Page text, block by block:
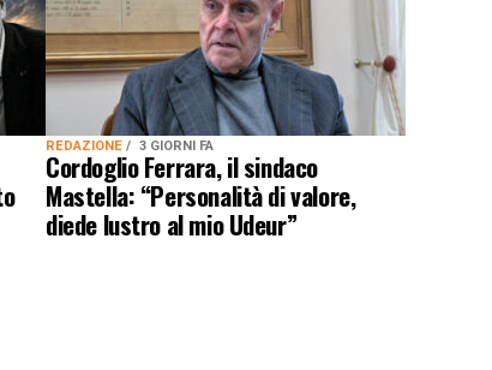
REDAZIONE 3 GIORNI FA
Cordoglio Ferrara, il sindaco
Mastella: “Personalità di valore,
diede lustro al mio Udeur”